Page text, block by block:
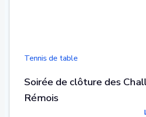
Tennis de table
Soirée de clôture des
Rémois